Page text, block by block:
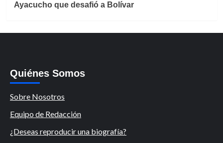
Ayacucho que desafió a Bolívar
Quiénes Somos
Sobre Nosotros
Equipo de Redacción
¿Deseas reproducir una biografía?